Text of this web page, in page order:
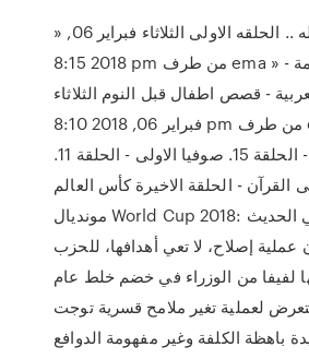
» حلقات بكار كامله .. الحلقه الاولى الثلاثاء فبراير 06,
2018 8:15 pm من طرف ema » قصة الاميرة النائمة -
- قصص اطفال قبل النوم الثلاثاء
فبراير 06, 2018 8:10 pm من طرف ema بكار الجزء
العاشر بلاد الدهب - الحلقة 15. صوفيا الاولى - الحلقة 11.
- الحلقة الاخيرة كأس العالم
مونديال World Cup 2018: اليكم نتائج الق يأتي الحديث
عملية إصلاح، لا تعي أهدافها، للحزب
لفيفا من الوزراء في خضم خلط عام
لعملية تغير ملامح قسرية توجت
باهظة الكلفة وغير مفهومة الدوافع.